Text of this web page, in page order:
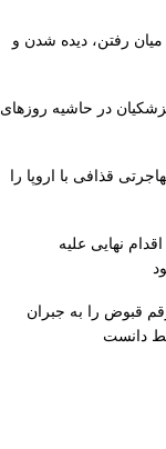
میان رفتن، دیده شدن و
در حاشیه روزهای
قذافی با اروپا را
نهایی علیه
قبوض را به جبران
دانست